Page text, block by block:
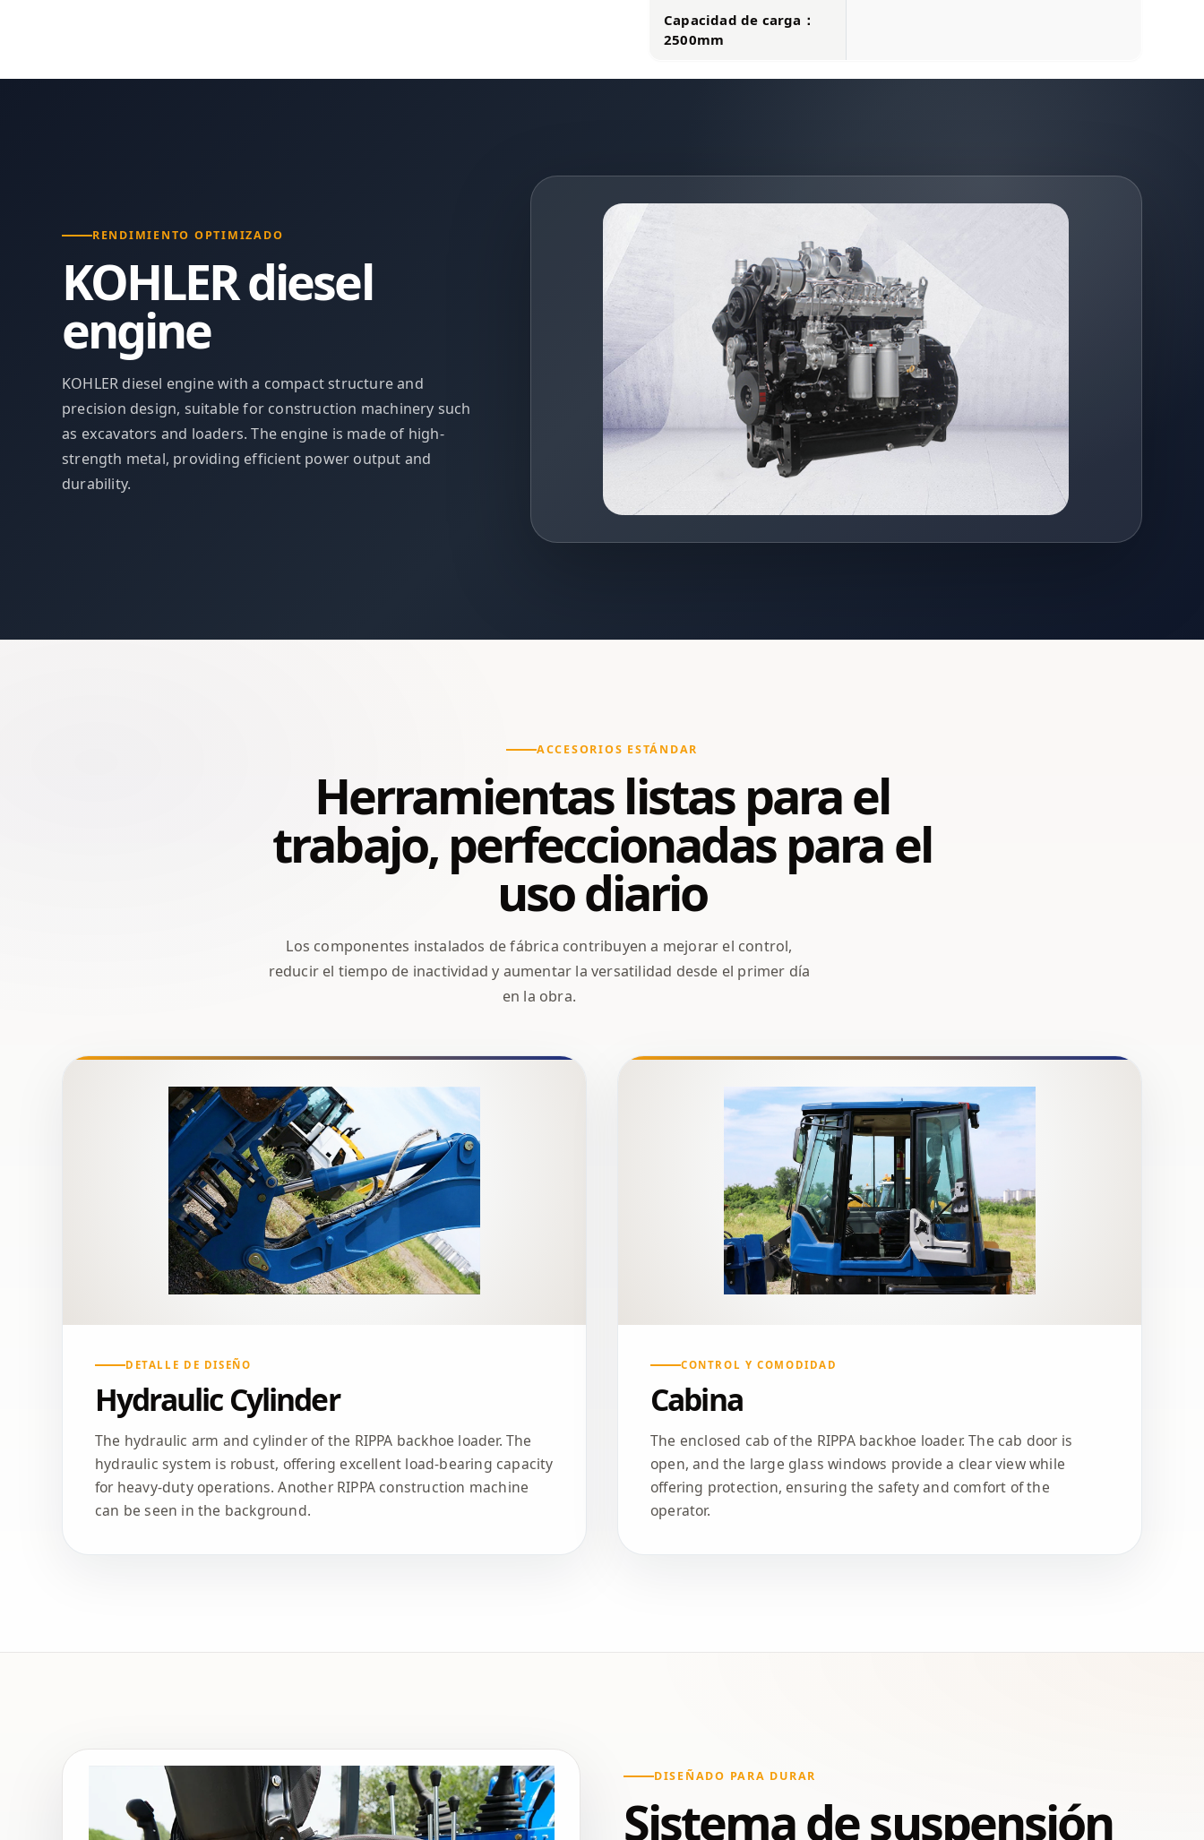
Capacidad de carga：
2500mm
RENDIMIENTO OPTIMIZADO
KOHLER diesel
engine
KOHLER diesel engine with a compact structure and
precision design, suitable for construction machinery such
as excavators and loaders. The engine is made of high-
strength metal, providing efficient power output and
durability.
ACCESORIOS ESTÁNDAR
Herramientas listas para el
trabajo, perfeccionadas para el
uso diario
Los componentes instalados de fábrica contribuyen a mejorar el control,
reducir el tiempo de inactividad y aumentar la versatilidad desde el primer día
en la obra.
DETALLE DE DISEÑO
Hydraulic Cylinder
The hydraulic arm and cylinder of the RIPPA backhoe loader. The
hydraulic system is robust, offering excellent load-bearing capacity
for heavy-duty operations. Another RIPPA construction machine
can be seen in the background.
CONTROL Y COMODIDAD
Cabina
The enclosed cab of the RIPPA backhoe loader. The cab door is
open, and the large glass windows provide a clear view while
offering protection, ensuring the safety and comfort of the
operator.
DISEÑADO PARA DURAR
Sistema de suspensión